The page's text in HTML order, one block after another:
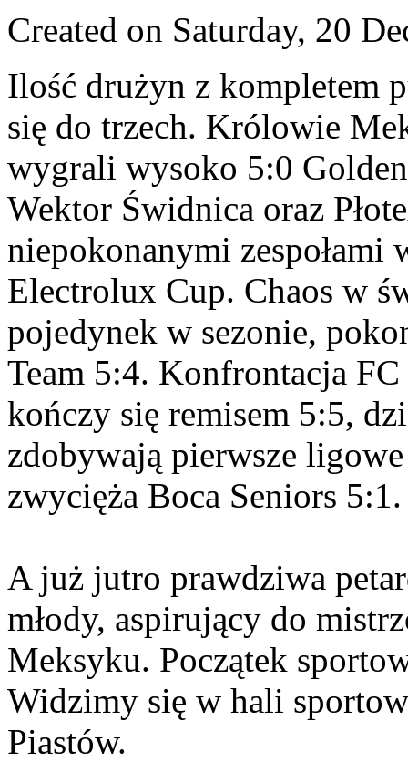
Created on Saturday, 20
Ilość drużyn z kompletem
się do trzech. Królowie
wygrali wysoko 5:0
Wektor Świdnica oraz
niepokonanymi
Electrolux Cup. Chaos w
pojedynek w sezonie,
Team 5:4. Konfrontacja
kończy się remisem 5:5,
zdobywają pierwsze
zwycięża Boca Seniors 5:1.
A już jutro prawdziwa
młody, aspirujący do
Meksyku. Początek
Widzimy się w hali
Piastów.